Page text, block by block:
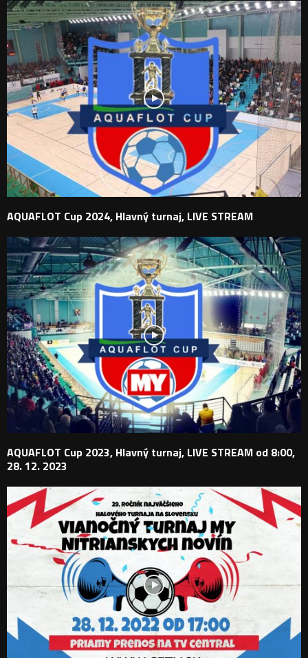
AQUAFLOT Cup 2024, Hlavný turnaj, LIVE STREAM
AQUAFLOT Cup 2023, Hlavný turnaj, LIVE STREAM od 8:00,
28. 12. 2023